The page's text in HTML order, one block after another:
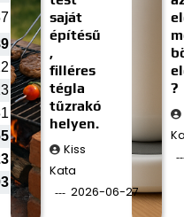
saját
építésű
,
filléres
tégla
tűzrakó
helyen.
Kiss
Kata
2026-06-27
?